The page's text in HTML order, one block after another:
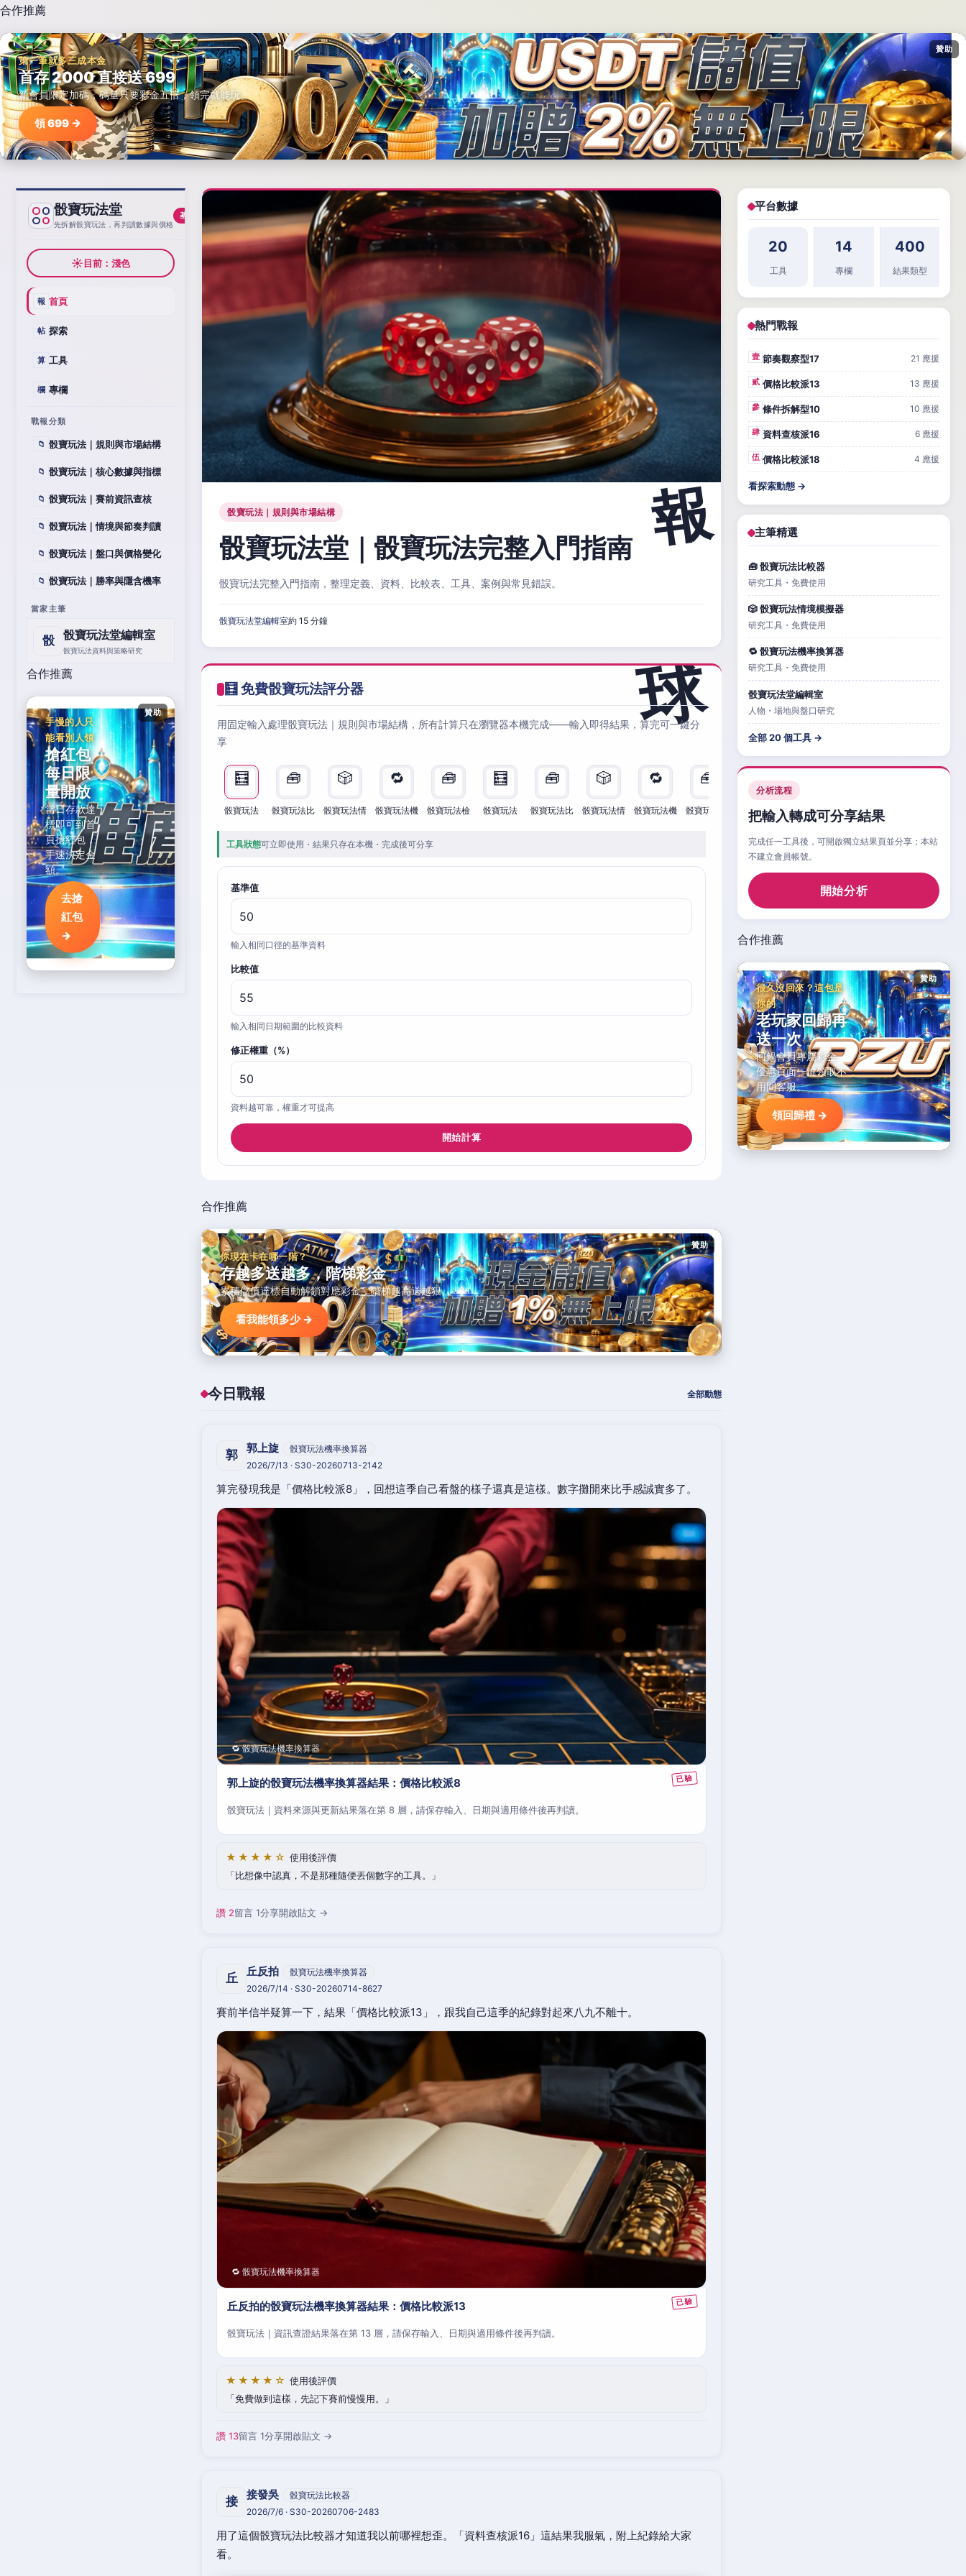
合作推薦
贊助
第一筆就多三成本金
首存 2000 直接送 699
新會員限定加碼，碼量只要彩金五倍，領完就能玩。
領 699 →
骰寶玩法堂
先拆解骰寶玩法，再判讀數據與價格
基線
☀目前：淺色
報 首頁
帖 探索
算 工具
欄 專欄
戰報分類
📁 骰寶玩法｜規則與市場結構
📁 骰寶玩法｜核心數據與指標
📁 骰寶玩法｜賽前資訊查核
📁 骰寶玩法｜情境與節奏判讀
📁 骰寶玩法｜盤口與價格變化
📁 骰寶玩法｜勝率與隱含機率
當家主筆
骰 骰寶玩法堂編輯室
骰寶玩法資料與策略研究
合作推薦
贊助
手慢的人只
能看別人領
搶紅包
每日限
量開放
當日存款達
標即可到首
頁搶紅包，
手速決定金
額。
去搶
紅包
→
骰寶玩法｜規則與市場結構
骰寶玩法堂｜骰寶玩法完整入門指南
骰寶玩法完整入門指南，整理定義、資料、比較表、工具、案例與常見錯誤。
骰寶玩法堂編輯室約 15 分鐘
🧮 免費骰寶玩法評分器
用固定輸入處理骰寶玩法｜規則與市場結構，所有計算只在瀏覽器本機完成——輸入即得結果，算完可一鍵分
享
🧮
骰寶玩法
🧰
骰寶玩法比
🎲
骰寶玩法情
🔁
骰寶玩法機
🧰
骰寶玩法檢
🧮
骰寶玩法
🧰
骰寶玩法比
🎲
骰寶玩法情
🔁
骰寶玩法機
🧰
骰寶玩法檢
🧮
骰寶玩法 骰寶玩法比 骰寶玩法情
工具狀態可立即使用・結果只存在本機・完成後可分享
基準值
輸入相同口徑的基準資料
比較值
輸入相同日期範圍的比較資料
修正權重（%）
資料越可靠，權重才可提高
開始計算
合作推薦
贊助
你現在卡在哪一階？
存越多送越多，階梯彩金
累積儲值達標自動解鎖對應彩金，階梯越高送越狠。
看我能領多少 →
今日戰報 全部動態
郭 郭上旋
骰寶玩法機率換算器
2026/7/13 · S30-20260713-2142
算完發現我是「價格比較派8」，回想這季自己看盤的樣子還真是這樣。數字攤開來比手感誠實多了。
🔁 骰寶玩法機率換算器
郭上旋的骰寶玩法機率換算器結果：價格比較派8
骰寶玩法｜資料來源與更新結果落在第 8 層，請保存輸入、日期與適用條件後再判讀。
★★★★☆ 使用後評價
比想像中認真，不是那種隨便丟個數字的工具。
讚 2留言 1分享開啟貼文 →
丘 丘反拍
骰寶玩法機率換算器
2026/7/14 · S30-20260714-8627
賽前半信半疑算一下，結果「價格比較派13」，跟我自己這季的紀錄對起來八九不離十。
🔁 骰寶玩法機率換算器
丘反拍的骰寶玩法機率換算器結果：價格比較派13
骰寶玩法｜資訊查證結果落在第 13 層，請保存輸入、日期與適用條件後再判讀。
★★★★☆ 使用後評價
免費做到這樣，先記下賽前慢慢用。
讚 13留言 1分享開啟貼文 →
接 接發吳
骰寶玩法比較器
2026/7/6 · S30-20260706-2483
用了這個骰寶玩法比較器才知道我以前哪裡想歪。「資料查核派16」這結果我服氣，附上紀錄給大家
看。
平台數據
20
工具
14
專欄
400
結果類型
熱門戰報
壹 節奏觀察型17 21 應援
貳 價格比較派13 13 應援
參 條件拆解型10 10 應援
肆 資料查核派16 6 應援
伍 價格比較派18 4 應援
看探索動態 →
主筆精選
🧰 骰寶玩法比較器
研究工具・免費使用
🎲 骰寶玩法情境模擬器
研究工具・免費使用
🔁 骰寶玩法機率換算器
研究工具・免費使用
骰寶玩法堂編輯室
人物・場地與盤口研究
全部 20 個工具 →
分析流程
把輸入轉成可分享結果
完成任一工具後，可開啟獨立結果頁並分享；本站
不建立會員帳號。
開始分析
合作推薦
贊助
很久沒回來？這包是
你的
老玩家回歸再
送一次
回鍋會員專屬彩金，
優惠頁面一鍵領取不
用問客服。
領回歸禮 →